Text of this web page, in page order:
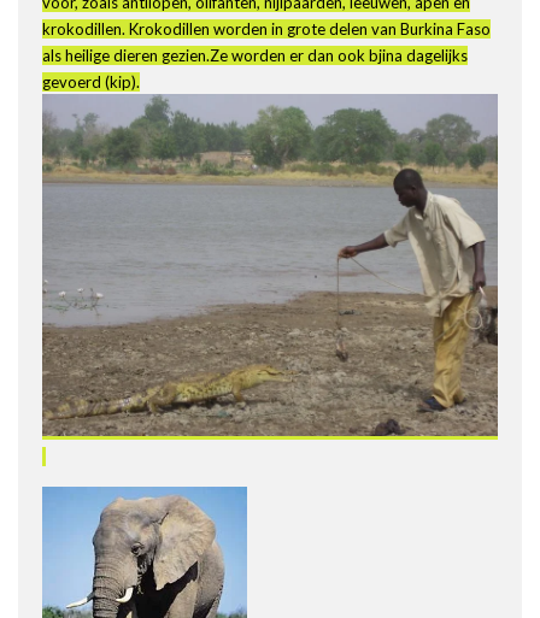
krokodillen. Krokodillen worden in grote delen van Burkina Faso
als heilige dieren gezien.Ze worden er dan ook bjina dagelijks
gevoerd (kip).